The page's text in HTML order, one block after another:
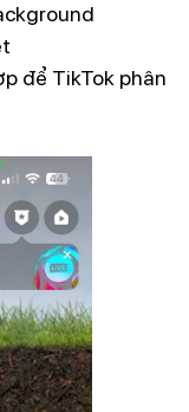
để TikTok phân